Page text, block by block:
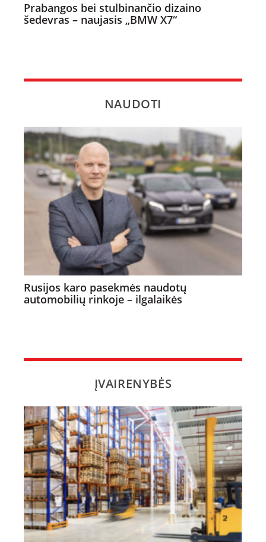
Prabangos bei stulbinančio dizaino
šedevras – naujasis „BMW X7“
NAUDOTI
Rusijos karo pasekmės naudotų
automobilių rinkoje – ilgalaikės
ĮVAIRENYBĖS